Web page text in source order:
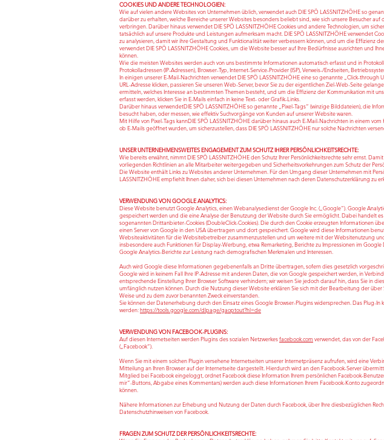
COOKIES UND ANDERE TECHNOLOGIEN:
Wie auf vielen andere Websites von Unternehmen üblich, verwendet auch DIE SPÖ LASSNITZHÖHE so
darüber zu erhalten, welche Bereiche unserer Websites besonders beliebt sind, wie sich unsere Besucher
verbringen. Darüber hinaus verwendet DIE SPÖ LASSNITZHÖHE Cookies und andere Technologien, um
tatsächlich auf unsere Produkte und Leistungen aufmerksam macht. DIE SPÖ LASSNITZHÖHE verwendet
zu analysieren, damit wir ihre Gestaltung und Funktionalität weiter verbessern können, und um die Effizienz
verwendet DIE SPÖ LASSNITZHÖHE Cookies, um die Website besser auf Ihre Bedürfnisse ausrichten und
können.
Wie die meisten Websites werden auch von uns bestimmte Informationen automatisch erfasst und in
Protokolladressen (IP-Adressen), Browser-Typ, Internet-Service-Provider (ISP), Verweis-/Endseiten,
In einigen unserer E-Mail-Nachrichten verwendet DIE SPÖ LASSNITZHÖHE eine so genannte „Click-
URL-Adresse klicken, passieren Sie unseren Web-Server, bevor Sie zu der eigentlichen Ziel-Web-Seite
ermitteln, welches Interesse an bestimmten Themen besteht, und um die Effizienz der Kommunikation mit
erfasst werden, klicken Sie in E-Mails einfach in keine Text- oder Grafik-Links.
Darüber hinaus verwendetDIE SPÖ LASSNITZHÖHE so genannte „Pixel-Tags“ (winzige Bilddateien), die
besucht haben, oder messen, wie effektiv Suchvorgänge von Kunden auf unserer Website waren.
Mit Hilfe von Pixel-Tags kannDIE SPÖ LASSNITZHÖHE darüber hinaus auch E-Mail-Nachrichten in einem
ob E-Mails geöffnet wurden, um sicherzustellen, dass DIE SPÖ LASSNITZHÖHE nur solche Nachrichten
UNSER UNTERNEHMENSWEITES ENGAGEMENT ZUM SCHUTZ IHRER PERSÖNLICHKEITSRECHTE:
Wie bereits erwähnt, nimmt DIE SPÖ LASSNITZHÖHE den Schutz Ihrer Persönlichkeitsrechte sehr ernst.
vorliegenden Richtlinien an alle Mitarbeiter weitergegeben und Sicherheitsvorkehrungen zum Schutz der
Die Website enthält Links zu Websites anderer Unternehmen. Für den Umgang dieser Unternehmen mit
LASSNITZHÖHE empfiehlt Ihnen daher, sich bei diesen Unternehmen nach deren Datenschutzerklärung zu
VERWENDUNG VON GOOGLE ANALYTICS:
Diese Website benutzt Google Analytics, einen Webanalysedienst der Google Inc. („Google“). Google
gespeichert werden und die eine Analyse der Benutzung der Website durch Sie ermöglicht. Dabei handelt
sogenannten Drittanbieter-Cookies (DoubleClick-Cookies). Die durch den Cookie erzeugten Informationen
einen Server von Google in den USA übertragen und dort gespeichert. Google wird diese Informationen
Websiteaktivitäten für die Websitebetreiber zusammenzustellen und um weitere mit der Websitenutzung
insbesondere auch Funktionen für Display-Werbung, etwa Remarketing, Berichte zu Impressionen im
Google Analytics-Berichte zur Leistung nach demografischen Merkmalen und Interessen.
Auch wird Google diese Informationen gegebenenfalls an Dritte übertragen, sofern dies gesetzlich
Google wird in keinem Fall Ihre IP-Adresse mit anderen Daten, die von Google gespeichert werden, in
entsprechende Einstellung Ihrer Browser Software verhindern; wir weisen Sie jedoch darauf hin, dass Sie in
umfänglich nutzen können. Durch die Nutzung dieser Website erklären Sie sich mit der Bearbeitung der
Weise und zu dem zuvor benannten Zweck einverstanden.
Sie können der Datenerhebung durch den Einsatz eines Google Browser-Plugins widersprechen. Das Plug-
werden:https://tools.google.com/dlpage/gaoptout?hl=de
VERWENDUNG VON FACEBOOK-PLUGINS:
Auf diesen Internetseiten werden Plugins des sozialen Netzwerkesfacebook.com verwendet, das von der
(„Facebook“).
Wenn Sie mit einem solchen Plugin versehene Internetseiten unserer Internetpräsenz aufrufen, wird eine
Mitteilung an Ihren Browser auf der Internetseite dargestellt. Hierdurch wird an den Facebook-Server
Mitglied bei Facebook eingeloggt, ordnet Facebook diese Information Ihrem persönlichen Facebook-
mir“-Buttons, Abgabe eines Kommentars) werden auch diese Informationen Ihrem Facebook-Konto
können.
Nähere Informationen zur Erhebung und Nutzung der Daten durch Facebook, über Ihre diesbezüglichen
Datenschutzhinweisen von Facebook.
FRAGEN ZUM SCHUTZ DER PERSÖNLICHKEITSRECHTE: